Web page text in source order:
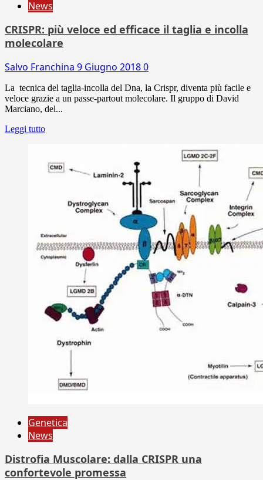
News
CRISPR: più veloce ed efficace il taglia e incolla
molecolare
Salvo Franchina 9 Giugno 20180
La tecnica del taglia-incolla del Dna, la Crispr, diventa più facile e
veloce grazie a un passe-partout molecolare. Il gruppo di David
Marciano, del...
Leggi tutto
Genetica
News
Distrofia Muscolare: dalla CRISPR una
confortevole promessa